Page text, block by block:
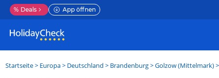
% Deals App öffnen
Startseite> Europa> Deutschland > Brandenburg>Golzow (Mittelmark)